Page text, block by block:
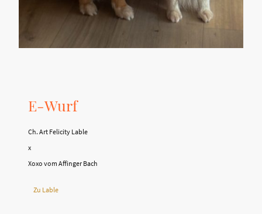
E-Wurf
Ch. Art Felicity Lable
x
Xoxo vom Affinger Bach
Zu Lable